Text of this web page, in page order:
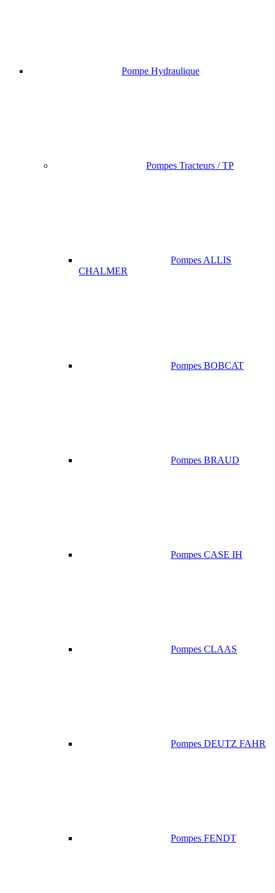
Pompe Hydraulique
Pompes Tracteurs / TP
Pompes ALLIS
CHALMER
Pompes BOBCAT
Pompes BRAUD
Pompes CASE IH
Pompes CLAAS
Pompes DEUTZ FAHR
Pompes FENDT